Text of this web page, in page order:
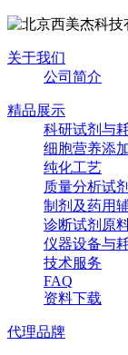
关于我们
公司简介
精品展示
科研试剂与
细胞营养添
纯化工艺
质量分析试
制剂及药用
诊断试剂原
仪器设备与
技术服务
FAQ
资料下载
代理品牌